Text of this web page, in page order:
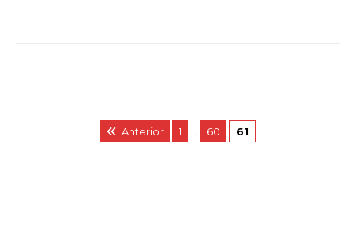
Anterior 1 … 60 61